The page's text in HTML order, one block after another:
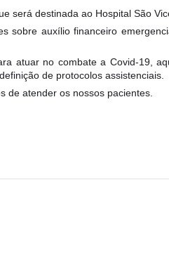
será destinada ao Hospital São
sobre auxílio financeiro
atuar no combate a Covid-19,
de protocolos assistenciais.
de atender os nossos pacientes.